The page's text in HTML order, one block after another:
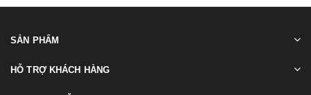
SẢN PHẨM
HỖ TRỢ KHÁCH HÀNG